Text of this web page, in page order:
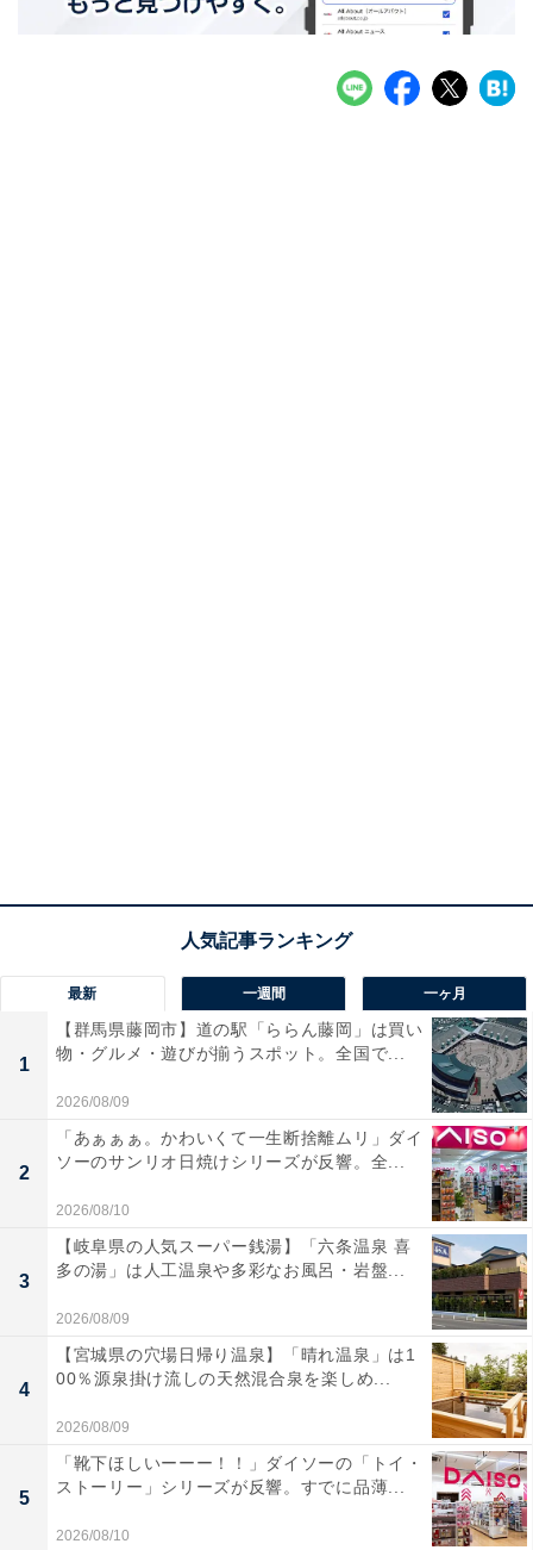
最新 一週間 一ヶ月
1
【群馬県藤岡市】道の駅「ららん藤岡」は買い
物・グルメ・遊びが揃うスポット。全国で...
2026/08/09
2
「あぁぁぁ。かわいくて一生断捨離ムリ」ダイ
ソーのサンリオ日焼けシリーズが反響。全...
2026/08/10
3
【岐阜県の人気スーパー銭湯】「六条温泉 喜
多の湯」は人工温泉や多彩なお風呂・岩盤...
2026/08/09
4
【宮城県の穴場日帰り温泉】「晴れ温泉」は1
00％源泉掛け流しの天然混合泉を楽しめ...
2026/08/09
5
「靴下ほしいーーー！！」ダイソーの「トイ・
ストーリー」シリーズが反響。すでに品薄...
2026/08/10